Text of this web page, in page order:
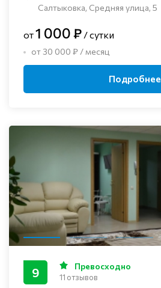
Салтыковка, Средняя улица, 5
от1 000 ₽ / сутки
от 30 000 ₽ / месяц
Подробнее
9 Превосходно
11 отзывов